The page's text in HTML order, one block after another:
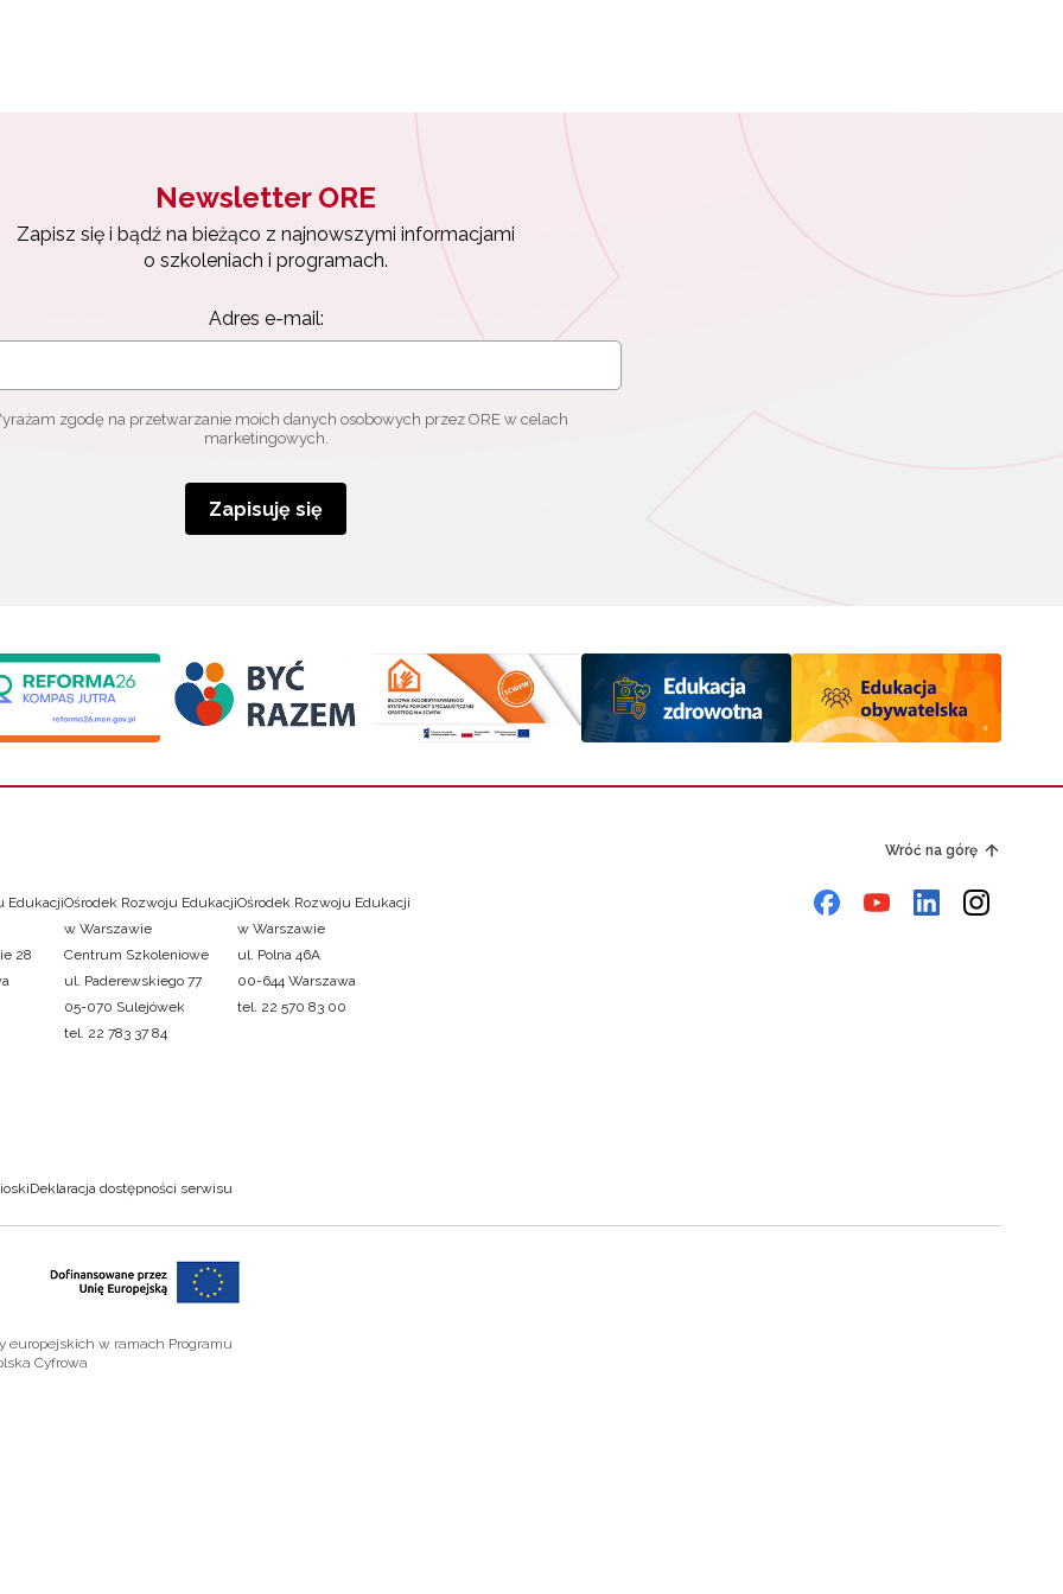
Newsletter ORE
Zapisz się i bądź na bieżąco z najnowszymi informacjami
o szkoleniach i programach.
Adres e-mail:
zgodę na przetwarzanie moich danych osobowych przez ORE w celach
marketingowych.
Zapisuję się
Wróć na górę
Edukacji
28
Ośrodek Rozwoju Edukacji
w Warszawie
Centrum Szkoleniowe
ul. Paderewskiego 77
05-070 Sulejówek
tel. 22 783 37 84
Ośrodek Rozwoju Edukacji
w Warszawie
ul. Polna 46A
00-644 Warszawa
tel. 22 570 83 00
Deklaracja dostępności serwisu
europejskich w ramach Programu
Cyfrowa